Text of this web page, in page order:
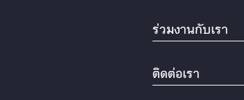
ร่วมงานกับเรา
ติดต่อเรา